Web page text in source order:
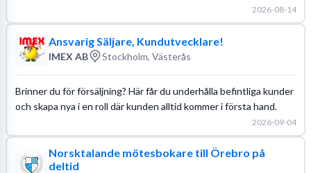
2026-08-14
Ansvarig Säljare, Kundutvecklare!
IMEX AB Stockholm, Västerås
Brinner du för försäljning? Här får du underhålla befintliga kunder
och skapa nya i en roll där kunden alltid kommer i första hand.
2026-09-04
Norsktalande mötesbokare till Örebro på
deltid